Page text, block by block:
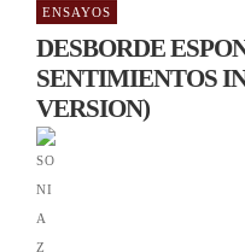
ENSAYOS
DESBORDE
SENTIMIENTOS
VERSION)